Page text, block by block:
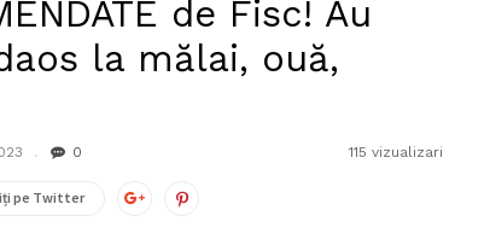
de Fisc! Au
la mălai, ouă,
0 115 vizualizari
pe Twitter